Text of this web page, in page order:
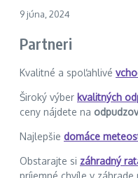
9 júna, 2024
Partneri
Kvalitné a spoľahlivé
Široký výber kvalitných
ceny nájdete na
Najlepšie domáce
Obstarajte si záhradný
príjemné chvíle v záhrade